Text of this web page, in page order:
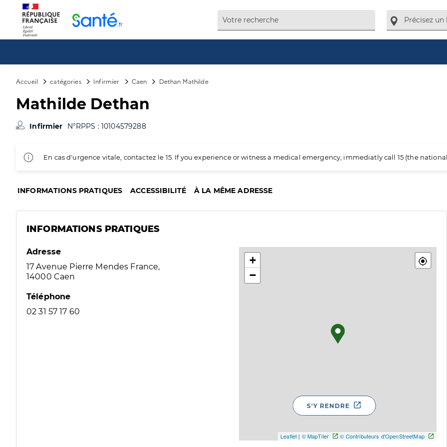
Accueil catégories Infirmier Caen Dethan Mathilde
Mathilde Dethan
Infirmier N°RPPS : 10104579288
En cas d'urgence vitale, contactez le 15. If you experience or witness a medical emergency, immediatly call 15 (the
INFORMATIONS PRATIQUES ACCESSIBILITÉ À LA MÊME ADRESSE
INFORMATIONS PRATIQUES
Adresse
17 Avenue Pierre Mendes France,
14000 Caen
Téléphone
02 31 57 17 60
+
−
Leaflet | © MapTiler © Contributeurs d'OpenStreetMap
S'Y RENDRE
Panneau de gestion des cookies